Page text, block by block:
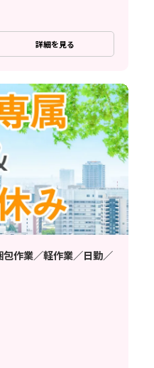
詳細を見る
包作業／軽作業／日勤／